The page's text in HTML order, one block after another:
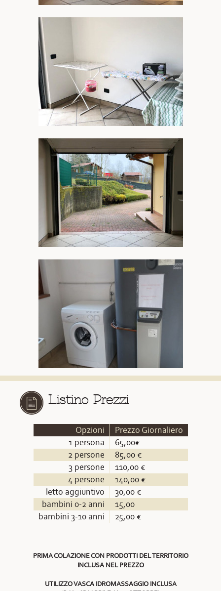
Listino Prezzi
Opzioni
Prezzo Giornaliero
1 persona
65,00€
2 persone
85,00 €
3 persone
110,00 €
4 persone
140,00 €
letto aggiuntivo
30,00 €
bambini 0-2 anni
15,00
bambini 3-10 anni
25,00 €
PRIMA COLAZIONE CON PRODOTTI DEL TERRITORIO
INCLUSA NEL PREZZO
UTILIZZO VASCA IDROMASSAGGIO INCLUSA